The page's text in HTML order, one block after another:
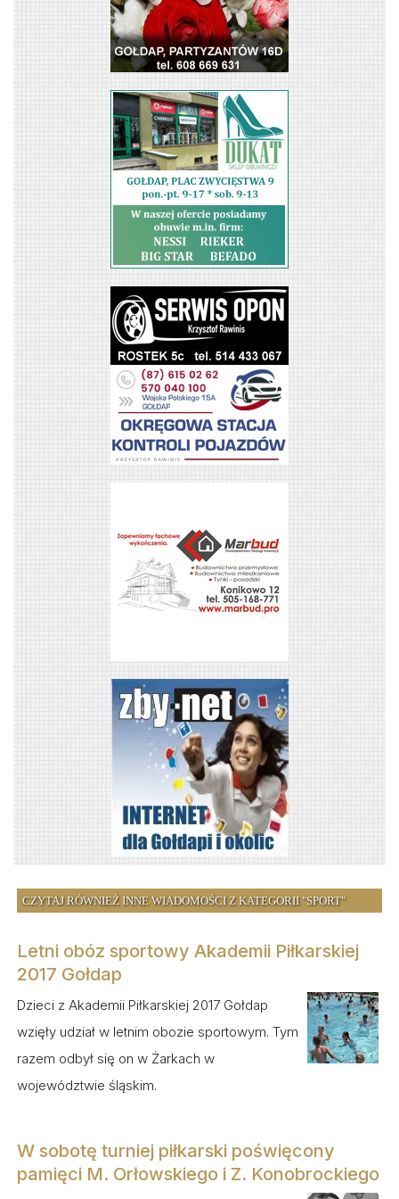
CZYTAJ RÓWNIEŻ INNE WIADOMOŚCI Z KATEGORII "SPORT"
Letni obóz sportowy Akademii Piłkarskiej
2017 Gołdap
Dzieci z Akademii Piłkarskiej 2017 Gołdap
wzięły udział w letnim obozie sportowym. Tym
razem odbył się on w Żarkach w
województwie śląskim.
W sobotę turniej piłkarski poświęcony
pamięci M. Orłowskiego i Z. Konobrockiego